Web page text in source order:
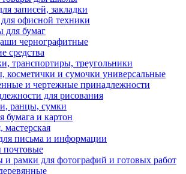
записей, закладки
офисной техники
для бумаг
чернографитные
средства
транспортиры, треугольники
косметички и сумочки универсальные
и чертежные принадлежности
для рисования
ранцы, сумки
бумага и картон
мастерская
письма и информации
почтовые
и рамки для фотографий и готовых работ